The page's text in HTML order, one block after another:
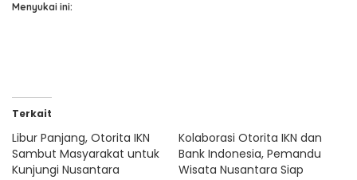
Menyukai ini:
Terkait
Libur Panjang, Otorita IKN
Sambut Masyarakat untuk
Kunjungi Nusantara
Kolaborasi Otorita IKN dan
Bank Indonesia, Pemandu
Wisata Nusantara Siap